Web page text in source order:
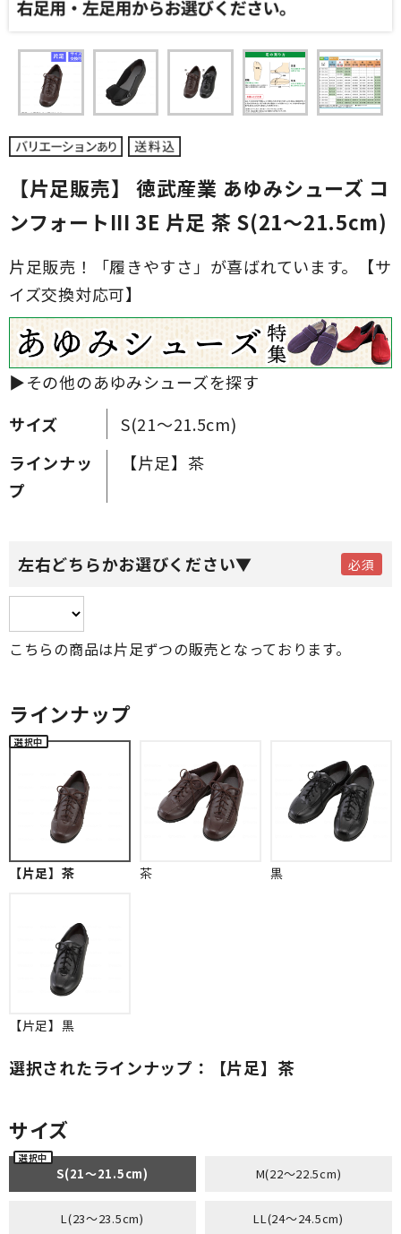
【片足販売】 徳武産業 あゆみシューズ コ
ンフォートIII 3E 片足 茶 S(21～21.5cm)
片足販売！「履きやすさ」が喜ばれています。【サ
イズ交換対応可】
サイズ
S(21～21.5cm)
ラインナッ
プ
【片足】茶
左右どちらかお選びください▼
こちらの商品は片足ずつの販売となっております。
ラインナップ
【片足】茶 茶 黒
【片足】黒
選択されたラインナップ：【片足】茶
サイズ
S(21～21.5cm) M(22～22.5cm)
L(23～23.5cm) LL(24～24.5cm)
▶その他のあゆみシューズを探す